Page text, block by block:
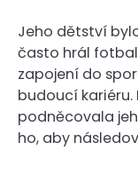
Jeho dětství
často hrál
zapojení do
budoucí
podněcovala
ho, aby